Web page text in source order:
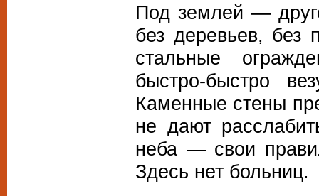
Под землей —
без деревьев, без
стальные
быстро-быстро
Каменные стены
не дают
неба — свои
Здесь нет больниц.